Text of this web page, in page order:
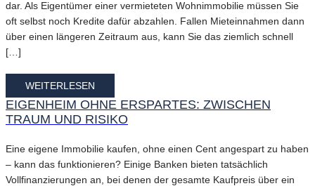
dar. Als Eigentümer einer vermieteten Wohnimmobilie müssen Sie
oft selbst noch Kredite dafür abzahlen. Fallen Mieteinnahmen dann
über einen längeren Zeitraum aus, kann Sie das ziemlich schnell
[…]
WEITERLESEN
EIGENHEIM OHNE ERSPARTES: ZWISCHEN
TRAUM UND RISIKO
Eine eigene Immobilie kaufen, ohne einen Cent angespart zu haben
– kann das funktionieren? Einige Banken bieten tatsächlich
Vollfinanzierungen an, bei denen der gesamte Kaufpreis über ein